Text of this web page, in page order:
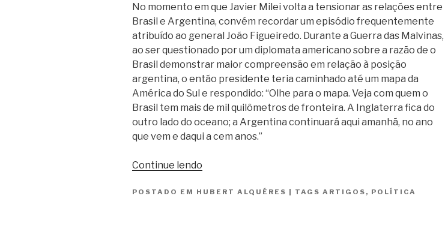
No momento em que Javier Milei volta a tensionar as relações entre
Brasil e Argentina, convém recordar um episódio frequentemente
atribuído ao general João Figueiredo. Durante a Guerra das Malvinas,
ao ser questionado por um diplomata americano sobre a razão de o
Brasil demonstrar maior compreensão em relação à posição
argentina, o então presidente teria caminhado até um mapa da
América do Sul e respondido: “Olhe para o mapa. Veja com quem o
Brasil tem mais de mil quilômetros de fronteira. A Inglaterra fica do
outro lado do oceano; a Argentina continuará aqui amanhã, no ano
que vem e daqui a cem anos.”
Continue lendo
o
POSTADO EM HUBERT ALQUÉRES TAGS ARTIGOS , POLÍTICA